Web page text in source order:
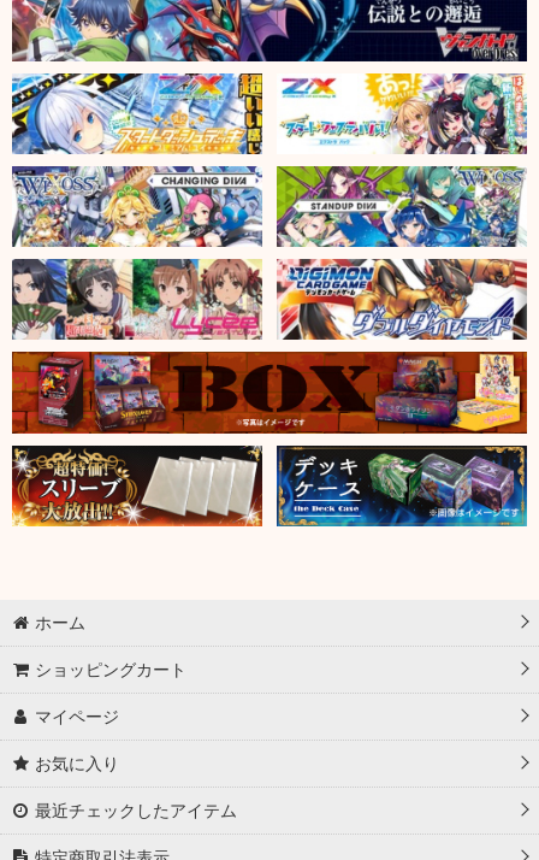
ホーム
ショッピングカート
マイページ
お気に入り
最近チェックしたアイテム